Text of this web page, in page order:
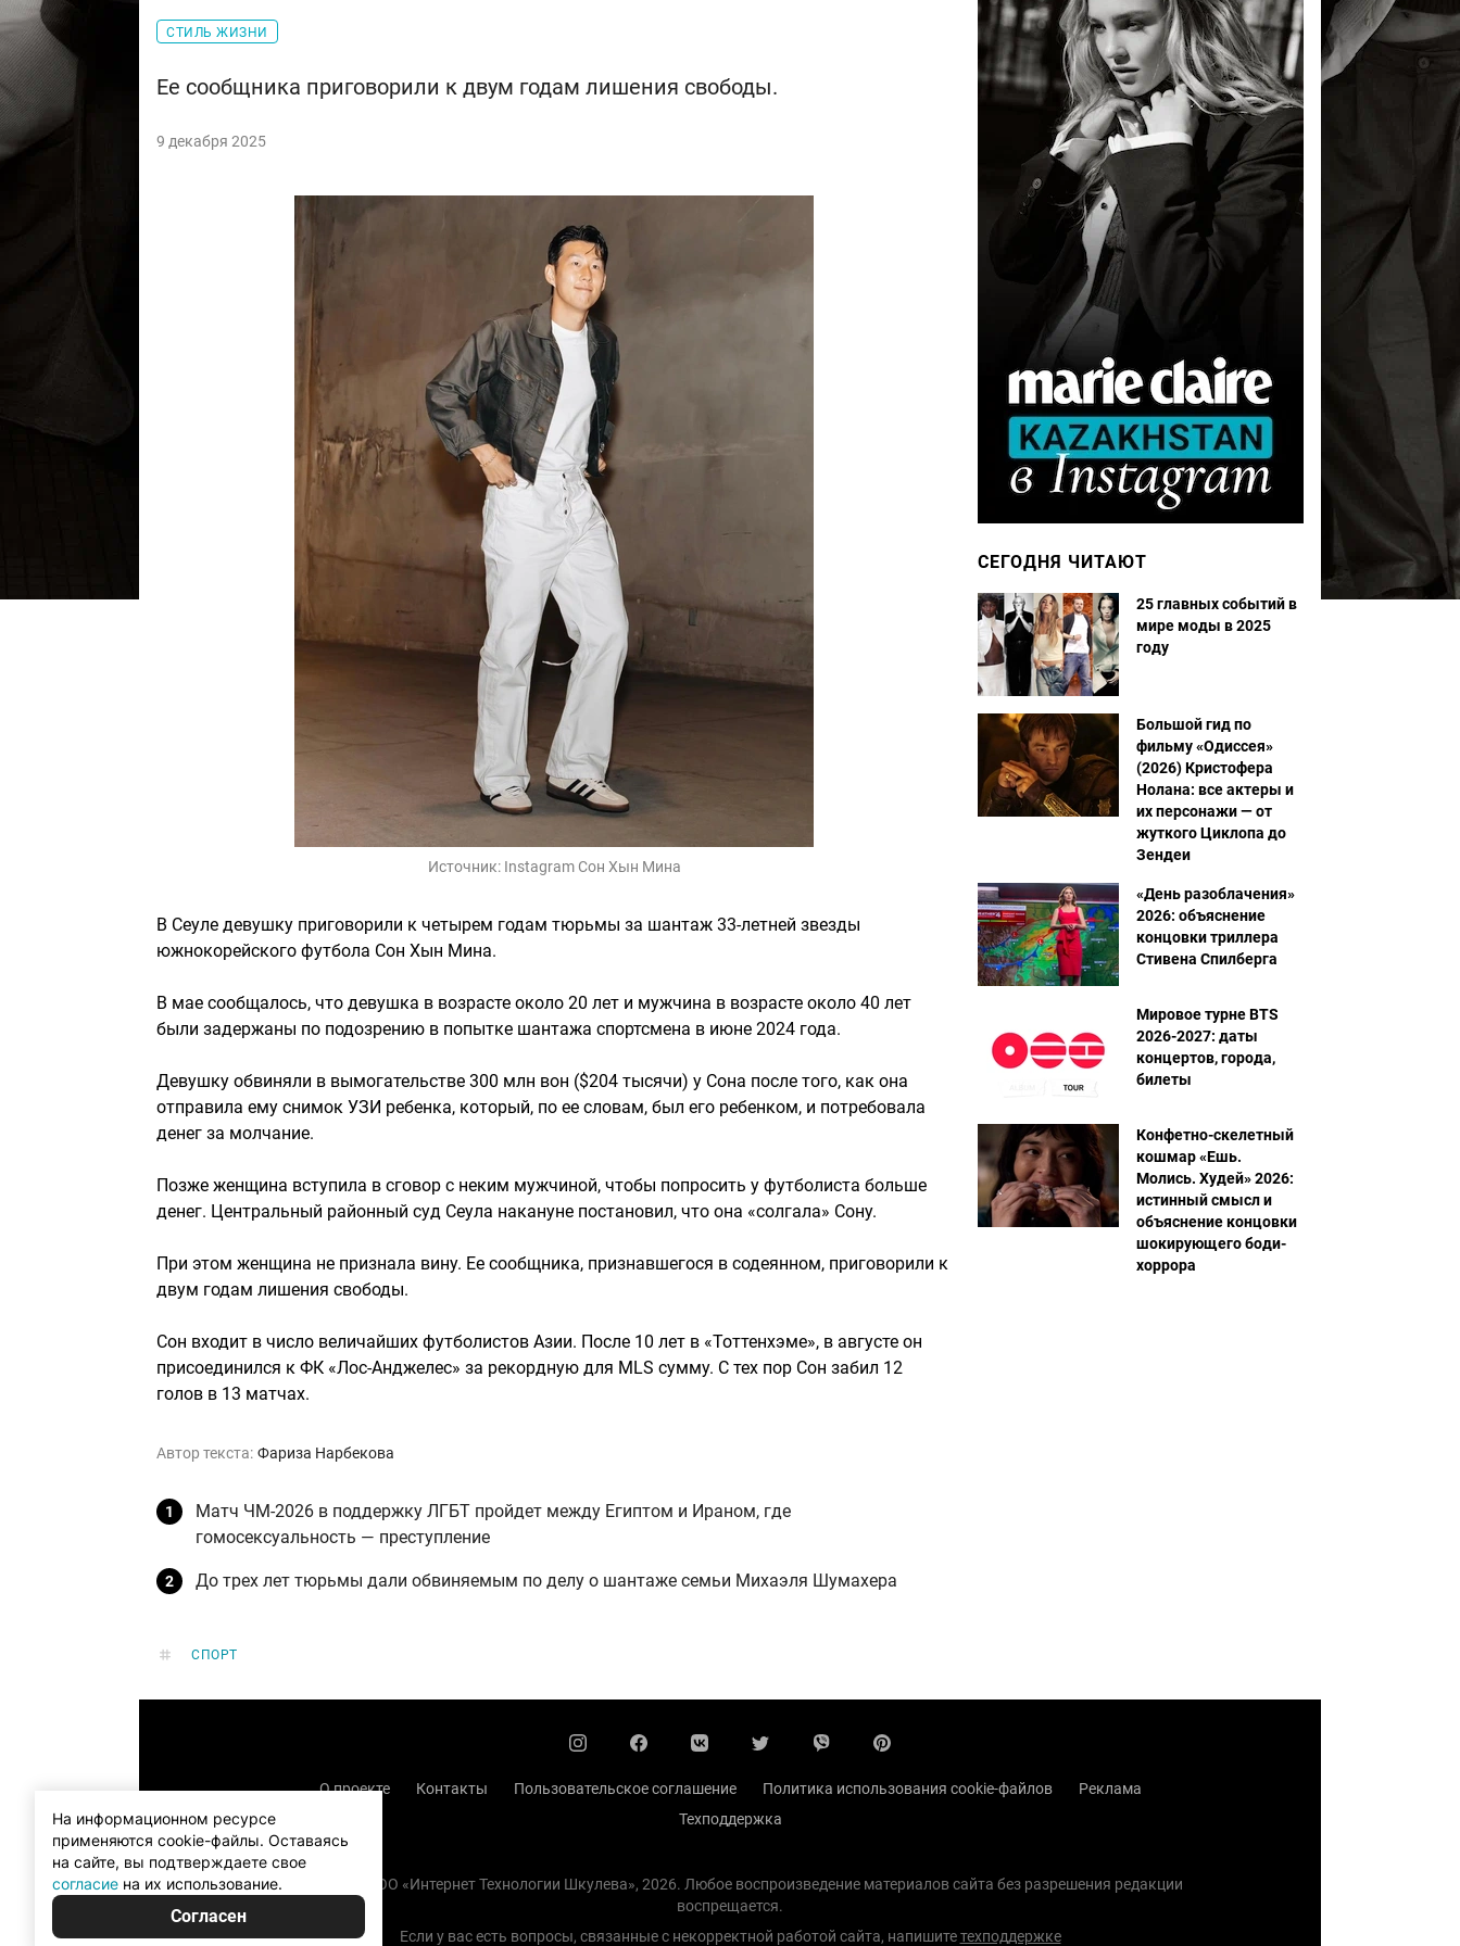
СТИЛЬ ЖИЗНИ
Ее сообщника приговорили к двум годам лишения свободы.
9 декабря 2025
Источник: Instagram Сон Хын Мина
В Сеуле девушку приговорили к четырем годам тюрьмы за шантаж 33-летней звезды
южнокорейского футбола Сон Хын Мина.
В мае сообщалось, что девушка в возрасте около 20 лет и мужчина в возрасте около 40 лет
были задержаны по подозрению в попытке шантажа спортсмена в июне 2024 года.
Девушку обвиняли в вымогательстве 300 млн вон ($204 тысячи) у Сона после того, как она
отправила ему снимок УЗИ ребенка, который, по ее словам, был его ребенком, и потребовала
денег за молчание.
Позже женщина вступила в сговор с неким мужчиной, чтобы попросить у футболиста больше
денег. Центральный районный суд Сеула накануне постановил, что она «солгала» Сону.
При этом женщина не признала вину. Ее сообщника, признавшегося в содеянном, приговорили к
двум годам лишения свободы.
Сон входит в число величайших футболистов Азии. После 10 лет в «Тоттенхэме», в августе он
присоединился к ФК «Лос-Анджелес» за рекордную для MLS сумму. С тех пор Сон забил 12
голов в 13 матчах.
Автор текста: Фариза Нарбекова
Матч ЧМ-2026 в поддержку ЛГБТ пройдет между Египтом и Ираном, где
гомосексуальность — преступление
До трех лет тюрьмы дали обвиняемым по делу о шантаже семьи Михаэля Шумахера
СПОРТ
СЕГОДНЯ ЧИТАЮТ
25 главных событий в
мире моды в 2025
году
Большой гид по
фильму «Одиссея»
(2026) Кристофера
Нолана: все актеры и
их персонажи — от
жуткого Циклопа до
Зендеи
«День разоблачения»
2026: объяснение
концовки триллера
Стивена Спилберга
Мировое турне BTS
2026-2027: даты
концертов, города,
билеты
Конфетно-скелетный
кошмар «Ешь.
Молись. Худей» 2026:
истинный смысл и
объяснение концовки
шокирующего боди-
хоррора
О проекте Контакты Пользовательское соглашение Политика использования cookie-файлов
Реклама
Техподдержка
Copyright (с) TOO «Интернет Технологии Шкулева», 2026. Любое воспроизведение материалов сайта без разрешения редакции
воспрещается.
Если у вас есть вопросы, связанные с некорректной работой сайта, напишитетехподдержке
На информационном ресурсе
применяются cookie-файлы. Оставаясь
на сайте, вы подтверждаете свое
согласие на их использование.
Согласен